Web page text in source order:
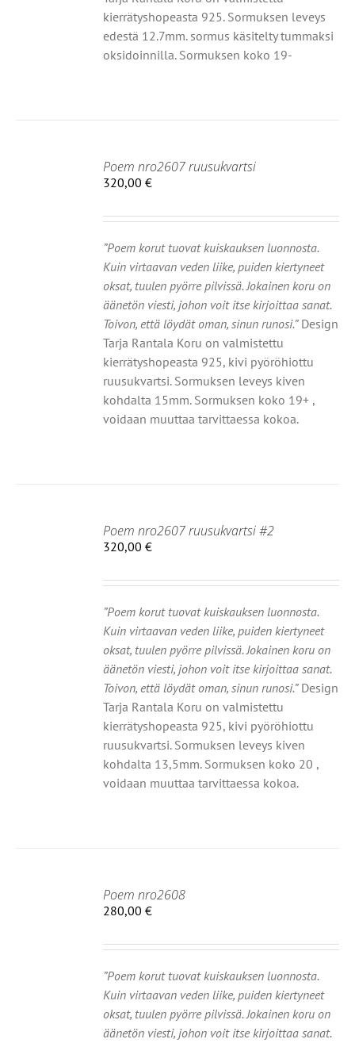
kierrätyshopeasta 925. Sormuksen leveys
edestä 12.7mm. sormus käsitelty tummaksi
oksidoinnilla. Sormuksen koko 19-
Poem nro2607 ruusukvartsi
320,00€
”Poem korut tuovat kuiskauksen luonnosta.
Kuin virtaavan veden liike, puiden kiertyneet
oksat, tuulen pyörre pilvissä. Jokainen koru on
äänetön viesti, johon voit itse kirjoittaa sanat.
Toivon, että löydät oman, sinun runosi.”Design
Tarja Rantala Koru on valmistettu
kierrätyshopeasta 925, kivi pyöröhiottu
ruusukvartsi. Sormuksen leveys kiven
kohdalta 15mm. Sormuksen koko 19+ ,
voidaan muuttaa tarvittaessa kokoa.
Poem nro2607 ruusukvartsi #2
320,00€
”Poem korut tuovat kuiskauksen luonnosta.
Kuin virtaavan veden liike, puiden kiertyneet
oksat, tuulen pyörre pilvissä. Jokainen koru on
äänetön viesti, johon voit itse kirjoittaa sanat.
Toivon, että löydät oman, sinun runosi.”Design
Tarja Rantala Koru on valmistettu
kierrätyshopeasta 925, kivi pyöröhiottu
ruusukvartsi. Sormuksen leveys kiven
kohdalta 13,5mm. Sormuksen koko 20 ,
voidaan muuttaa tarvittaessa kokoa.
Poem nro2608
280,00€
”Poem korut tuovat kuiskauksen luonnosta.
Kuin virtaavan veden liike, puiden kiertyneet
oksat, tuulen pyörre pilvissä. Jokainen koru on
äänetön viesti, johon voit itse kirjoittaa sanat.